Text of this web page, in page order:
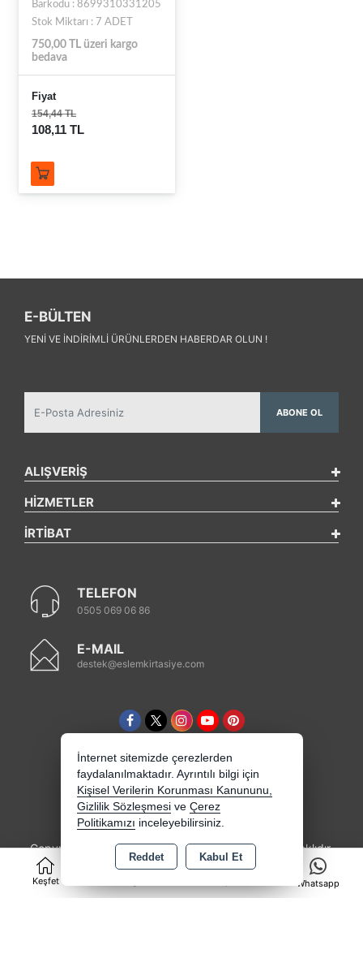
Keşfet
0
Whatsapp
Barkodu : 8699310331205
Stok Miktarı : 7 ADET
750,00 TL üzeri kargo
bedava
Fiyat
154,44 TL
108,11 TL
E-BÜLTEN
YENI VE INDIRIMLI ÜRÜNLERDEN HABERDAR OLUN !
ABONE OL
ALIŞVERİŞ
HİZMETLER
İRTİBAT
TELEFON
0505 069 06 86
E-MAIL
destek@eslemkirtasiye.com
Copyright 2026 eslemkirtasiye.com - Tüm hakları saklıdır.
Kredi kartı bilgileriniz 256bit SSL sertifikası ile
korunmaktadır.
İnternet sitemizde çerezlerden
faydalanılmaktadır. Ayrıntılı bilgi için
Kişisel Verilerin Korunması Kanununu,
Gizlilik Sözleşmesi ve Çerez
Politikamızı inceleyebilirsiniz.
Reddet Kabul Et